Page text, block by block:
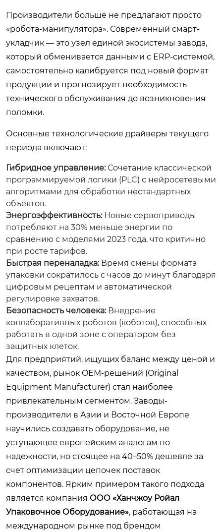
Производители больше не предлагают просто
«робота-манипулятора». Современный смарт-
укладчик — это узел единой экосистемы завода,
который обменивается данными с ERP-системой,
самостоятельно калибруется под новый формат
продукции и прогнозирует необходимость
технического обслуживания до возникновения
поломки.
Основные технологические драйверы текущего
периода включают:
Гибридное управление:Сочетание классической
программируемой логики (PLC) с нейросетевыми
алгоритмами для обработки нестандартных
объектов.
Энергоэффективность:Новые сервоприводы
потребляют на 30% меньше энергии по
сравнению с моделями 2023 года, что критично
при росте тарифов.
Быстрая переналадка:Время смены формата
упаковки сократилось с часов до минут благодаря
цифровым рецептам и автоматической
регулировке захватов.
Безопасность человека:Внедрение
коллаборативных роботов (коботов), способных
работать в одной зоне с оператором без
защитных клеток.
Для предприятий, ищущих баланс между ценой и
качеством, рынок OEM-решений (Original
Equipment Manufacturer) стал наиболее
привлекательным сегментом. Заводы-
производители в Азии и Восточной Европе
научились создавать оборудование, не
уступающее европейским аналогам по
надежности, но стоящее на 40–50% дешевле за
счет оптимизации цепочек поставок
компонентов. Ярким примером такого подхода
является компания ООО «Ханчжоу Ройал
Упаковочное Оборудование», работающая на
международном рынке под брендом